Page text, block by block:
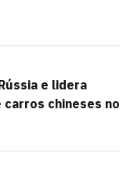
e lidera
chineses no